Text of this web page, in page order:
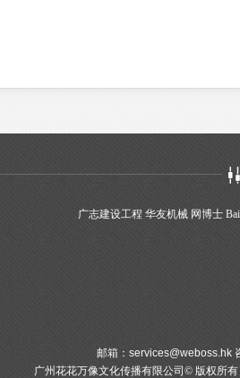
广志建设工程 华友机械 网博士
邮箱： services@weboss.hk
广州花花万像文化传播有限公司© 版权所有